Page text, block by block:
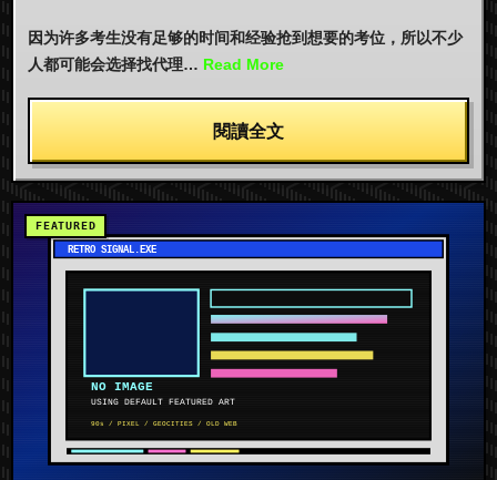
因为许多考生没有足够的时间和经验抢到想要的考位，所以不少
人都可能会选择找代理… Read More
閱讀全文